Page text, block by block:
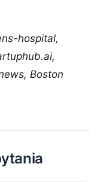
hospital,
Boston